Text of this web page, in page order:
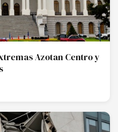
Azotan Centro y